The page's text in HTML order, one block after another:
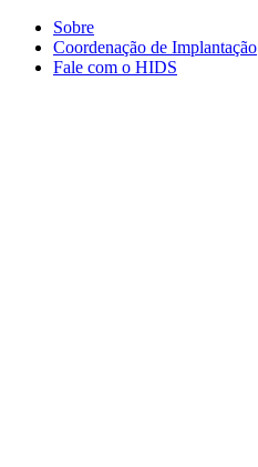
Conteúdo principal
Sobre
Coordenação de Implantação
Fale com o HIDS